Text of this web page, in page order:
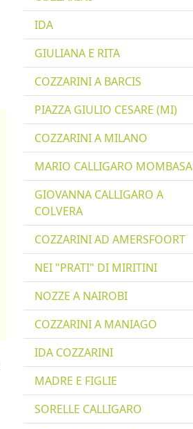
IDA
GIULIANA E RITA
COZZARINI A BARCIS
PIAZZA GIULIO CESARE (MI)
COZZARINI A MILANO
MARIO CALLIGARO MOMBASA
GIOVANNA CALLIGARO A
COLVERA
COZZARINI AD AMERSFOORT
NEI "PRATI" DI MIRITINI
NOZZE A NAIROBI
COZZARINI A MANIAGO
IDA COZZARINI
MADRE E FIGLIE
SORELLE CALLIGARO